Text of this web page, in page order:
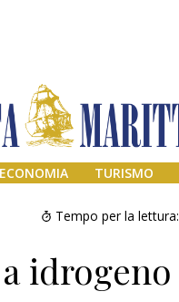
ECONOMIA TURISMO
Tempo per la lettura:
idrogeno